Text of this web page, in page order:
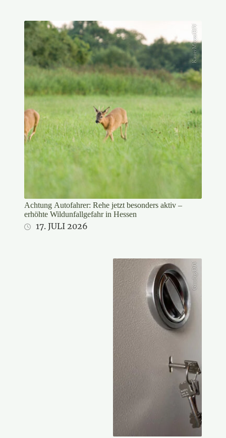
KauerMross/DJV
Achtung Autofahrer: Rehe jetzt besonders aktiv –
erhöhte Wildunfallgefahr in Hessen
17. JULI 2026
Gaudig/DJV